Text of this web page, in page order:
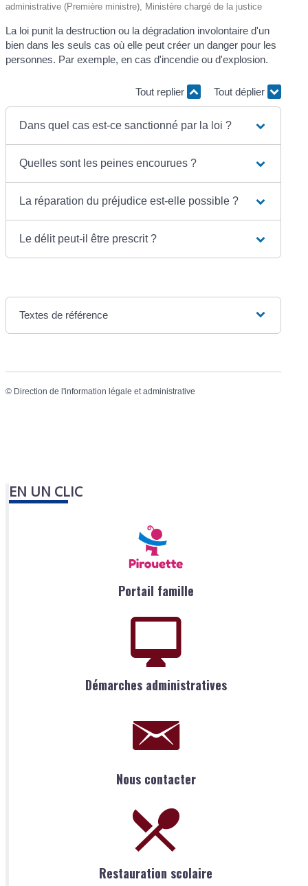
administrative (Première ministre), Ministère chargé de la justice
La loi punit la destruction ou la dégradation involontaire d'un
bien dans les seuls cas où elle peut créer un danger pour les
personnes. Par exemple, en cas d'incendie ou d'explosion.
Tout replier Tout déplier
Dans quel cas est-ce sanctionné par la loi ?
Quelles sont les peines encourues ?
La réparation du préjudice est-elle possible ?
Le délit peut-il être prescrit ?
Textes de référence
© Direction de l'information légale et administrative
EN UN CLIC
Portail famille
Démarches administratives
Nous contacter
Restauration scolaire